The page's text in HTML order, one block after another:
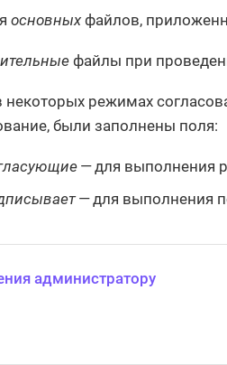
основных файлов,
файлы при
некоторых режимах
были заполнены поля:
— для выполнения
— для выполнения
администратору